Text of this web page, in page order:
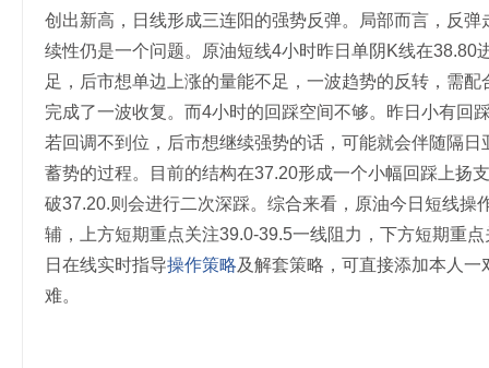
创出新高，日线形成三连阳的强势反弹。局部而言，反
续性仍是一个问题。原油短线4小时昨日单阴K线在
足，后市想单边上涨的量能不足，一波趋势的反转，需
完成了一波收复。而4小时的回踩空间不够。昨日小有回
若回调不到位，后市想继续强势的话，可能就会伴随隔
蓄势的过程。目前的结构在37.20形成一个小幅回踩上扬
破37.20.则会进行二次深踩。综合来看，原油今日短线
辅，上方短期重点关注39.0-39.5一线阻力，下方短期重
日在线实时指导操作策略及解套策略，可直接添加本人
难。